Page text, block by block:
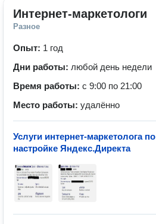
Интернет-маркетологи
Разное
Опыт: 1 год
Дни работы: любой день недели
Время работы: с 9:00 по 21:00
Место работы: удалённо
Услуги интернет-маркетолога по
настройке Яндекс.Директа